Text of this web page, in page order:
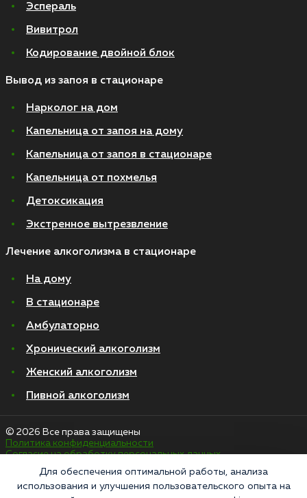
Эспераль
Вивитрол
Кодирование двойной блок
Вывод из запоя в стационаре
Нарколог на дом
Капельница от запоя на дому
Капельница от запоя в стационаре
Капельница от похмелья
Детоксикация
Экстренное вытрезвление
Лечение алкоголизма в стационаре
На дому
В стационаре
Амбулаторно
Хронический алкоголизм
Женский алкоголизм
Пивной алкоголизм
© 2026 Все права защищены
Политика конфиденциальности
Согласие на обработку персональных данных
«Напоминаем, что сайт https://narkologiya24.clinic против распространения,
Для обеспечения оптимальной работы, анализа
использования и улучшения пользовательского опыта на